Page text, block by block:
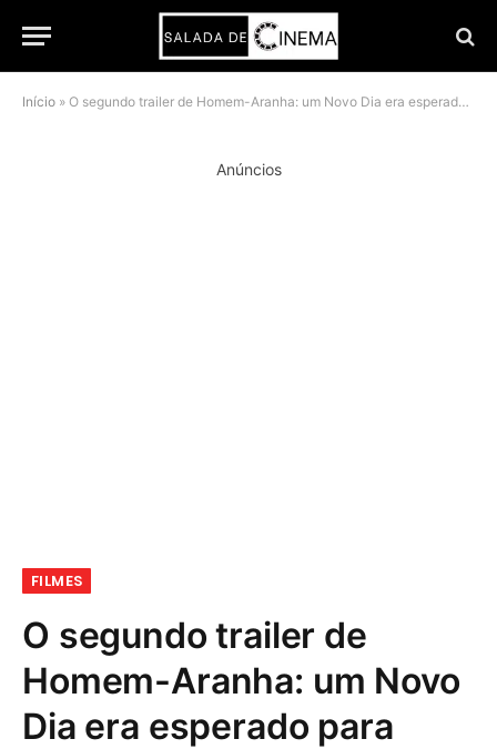
Início » O segundo trailer de Homem-Aranha: um Novo Dia era esperado para hoje, e foi já liberado
Anúncios
FILMES
O segundo trailer de
Homem-Aranha: um Novo
Dia era esperado para